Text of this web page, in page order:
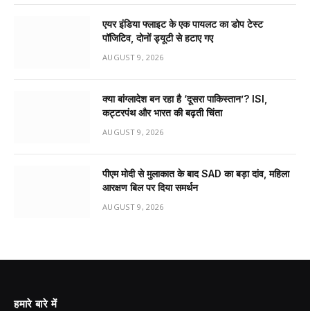
एयर इंडिया फ्लाइट के एक पायलट का डोप टेस्ट
पॉजिटिव, दोनों ड्यूटी से हटाए गए
AUGUST 9, 2026
क्या बांग्लादेश बन रहा है ‘दूसरा पाकिस्तान’? ISI,
कट्टरपंथ और भारत की बढ़ती चिंता
AUGUST 9, 2026
पीएम मोदी से मुलाकात के बाद SAD का बड़ा दांव, महिला
आरक्षण बिल पर दिया समर्थन
AUGUST 9, 2026
हमारे बारे में